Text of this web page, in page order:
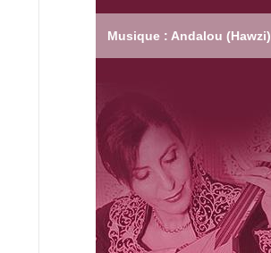
Musique : Andalou (Hawzi)